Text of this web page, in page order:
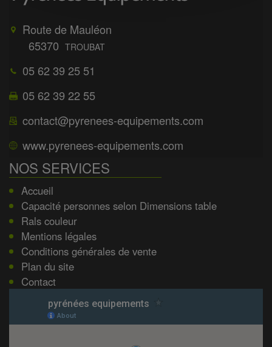
Route de Mauléon
65370 TROUBAT
05 62 39 25 51
05 62 39 22 55
contact@pyrenees-equipements.com
www.pyrenees-equipements.com
NOS SERVICES
Accueil
Capacité personnes selon Dimensions table
Rals couleur
Mentions légales
Conditions générales de vente
Plan du site
Contact